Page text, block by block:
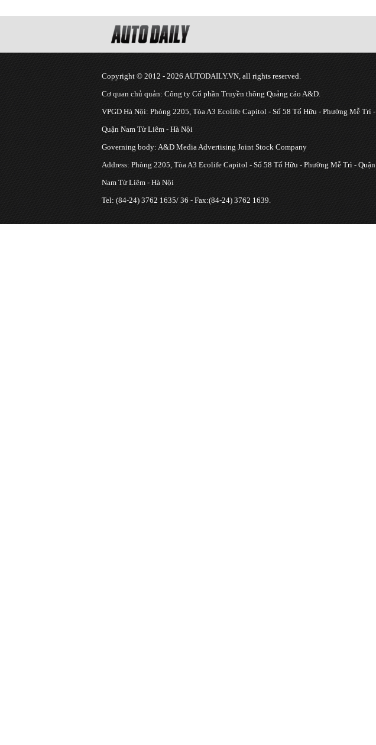
Copyright © 2012 - 2026 AUTODAILY.VN, all rights reserved.
Cơ quan chủ quản: Công ty Cổ phần Truyền thông Quảng cáo A&D.
VPGD Hà Nội: Phòng 2205, Tòa A3 Ecolife Capitol - Số 58 Tố Hữu - Phường Mễ Trì -
Quận Nam Từ Liêm - Hà Nội
Governing body: A&D Media Advertising Joint Stock Company
Address: Phòng 2205, Tòa A3 Ecolife Capitol - Số 58 Tố Hữu - Phường Mễ Trì - Quận
Nam Từ Liêm - Hà Nội
Tel: (84-24) 3762 1635/ 36 - Fax:(84-24) 3762 1639.